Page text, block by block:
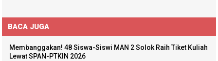
BACA JUGA
Membanggakan! 48 Siswa-Siswi MAN 2 Solok Raih Tiket Kuliah
Lewat SPAN-PTKIN 2026